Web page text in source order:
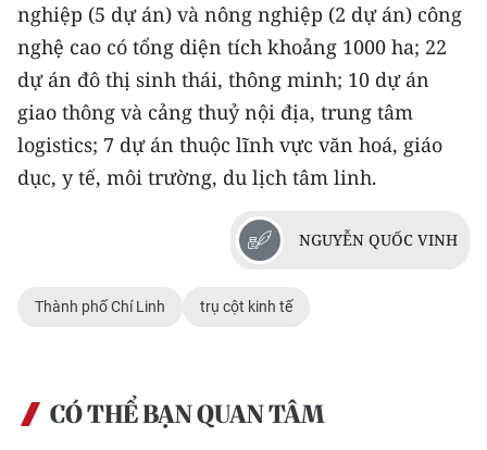
NHÂN DÂN CUỐI TUẦN
NHÂN DÂN HẰNG THÁNG
MUA BÁO
ĐỌC BÁO IN
中文
РУССКИЙ
nghiệp (5 dự án) và nông nghiệp (2 dự án) công
nghệ cao có tổng diện tích khoảng 1000 ha; 22
dự án đô thị sinh thái, thông minh; 10 dự án
giao thông và cảng thuỷ nội địa, trung tâm
logistics; 7 dự án thuộc lĩnh vực văn hoá, giáo
dục, y tế, môi trường, du lịch tâm linh.
NGUYỄN QUỐC VINH
Thành phố Chí Linh trụ cột kinh tế
CÓ THỂ BẠN QUAN TÂM